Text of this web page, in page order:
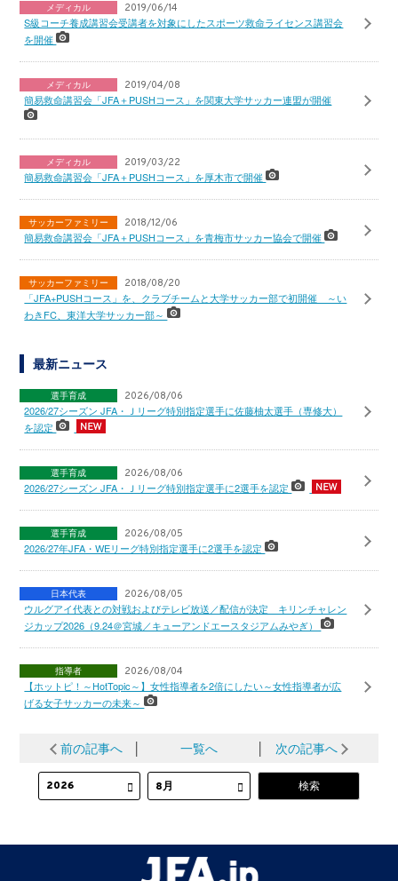
メディカル 2019/06/14
S級コーチ養成講習会受講者を対象にしたスポーツ救命ライセンス講習会
を開催
メディカル 2019/04/08
簡易救命講習会「JFA＋PUSHコース」を関東大学サッカー連盟が開催
メディカル 2019/03/22
簡易救命講習会「JFA＋PUSHコース」を厚木市で開催
サッカーファミリー 2018/12/06
簡易救命講習会「JFA＋PUSHコース」を青梅市サッカー協会で開催
サッカーファミリー 2018/08/20
「JFA+PUSHコース」を、クラブチームと大学サッカー部で初開催 ～い
わきFC、東洋大学サッカー部～
最新ニュース
選手育成 2026/08/06
2026/27シーズン JFA・Ｊリーグ特別指定選手に佐藤柚太選手（専修大）
を認定
選手育成 2026/08/06
2026/27シーズン JFA・Ｊリーグ特別指定選手に2選手を認定
選手育成 2026/08/05
2026/27年JFA・WEリーグ特別指定選手に2選手を認定
日本代表 2026/08/05
ウルグアイ代表との対戦およびテレビ放送／配信が決定 キリンチャレン
ジカップ2026（9.24＠宮城／キューアンドエースタジアムみやぎ）
指導者 2026/08/04
【ホットピ！～HotTopic～】女性指導者を2倍にしたい～女性指導者が広
げる女子サッカーの未来～
前の記事へ 一覧へ 次の記事へ